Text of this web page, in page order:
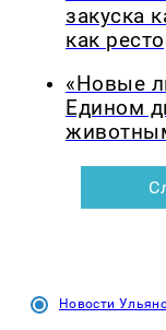
закуска
как
«Новые
Едином
Новости